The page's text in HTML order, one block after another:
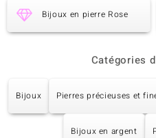
Bijoux en pierre Rose
Catégories
Bijoux Pierres précieuses et
Bijoux en argent